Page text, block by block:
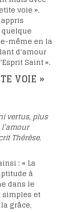
voie »,
même en la
d’amour
Saint ».
VOIE »
vertus, plus
Thérèse.
: « La
à
dans le
simples et
grâce,